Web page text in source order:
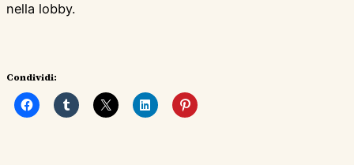
nella lobby.
Condividi: